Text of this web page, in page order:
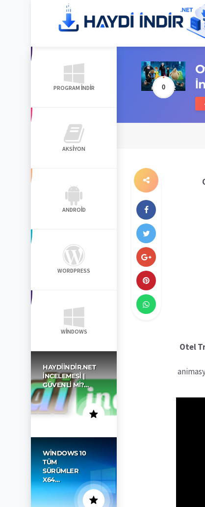
PROGRAM İNDIR
AKSIYON
ANDROID
WORDPRESS
WINDOWS
HAYDIINDIR.NET
İNCELEMESI |
GÜVENLI MI?…
WINDOWS 10
TÜM
SÜRÜMLER
X64…
0
Otel